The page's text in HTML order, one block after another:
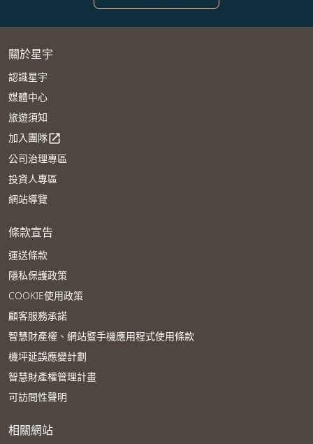
關於星宇
認識星宇
媒體中心
旅遊須知
加入團隊open_in_new
公司治理專區
投資人專區
網站導覽
條款宣告
運送條款
隱私保護政策
COOKIE使用政策
顧客服務承諾
智慧財產權、網站暨手機應用程式使用條款
機坪延誤應變計劃
智慧財產權管理計畫
可訪問性聲明
相關網站